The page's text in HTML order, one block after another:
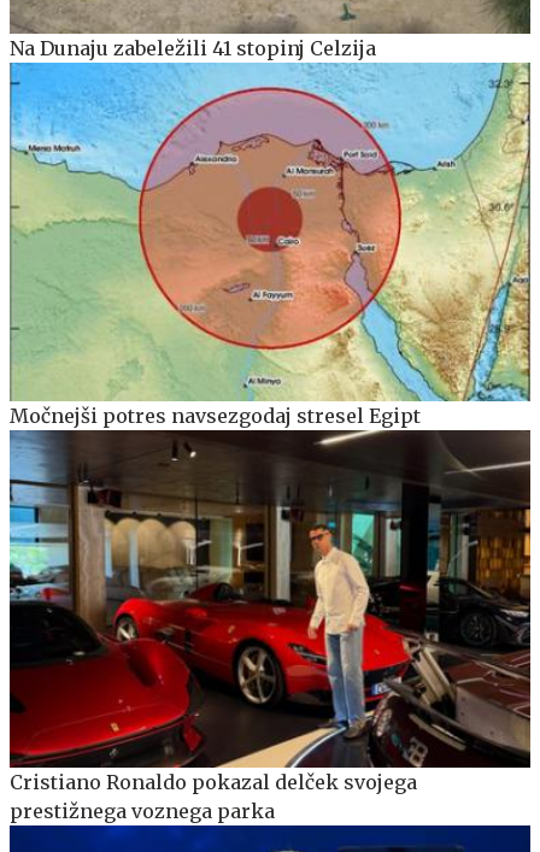
Na Dunaju zabeležili 41 stopinj Celzija
Močnejši potres navsezgodaj stresel Egipt
Cristiano Ronaldo pokazal delček svojega
prestižnega voznega parka